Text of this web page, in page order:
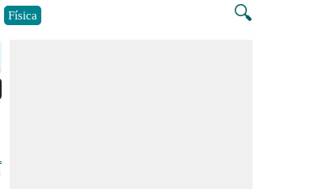
🔍
Física